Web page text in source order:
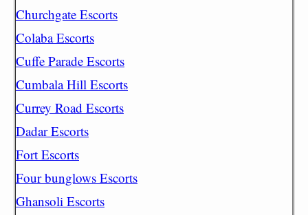
Churchgate Escorts
Colaba Escorts
Cuffe Parade Escorts
Cumbala Hill Escorts
Currey Road Escorts
Dadar Escorts
Fort Escorts
Four bunglows Escorts
Ghansoli Escorts